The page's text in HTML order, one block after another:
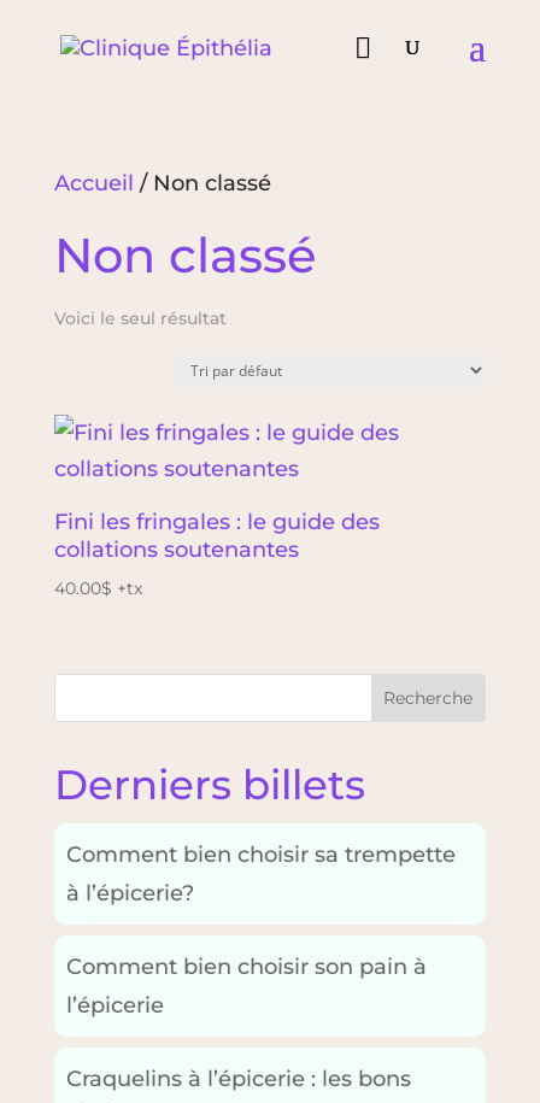

Accueil / Non classé
Non classé
Voici le seul résultat
Fini les fringales : le guide des
collations soutenantes
40.00$ +tx
Recherche
Derniers billets
Comment bien choisir sa trempette
à l’épicerie?
Comment bien choisir son pain à
l’épicerie
Craquelins à l’épicerie : les bons